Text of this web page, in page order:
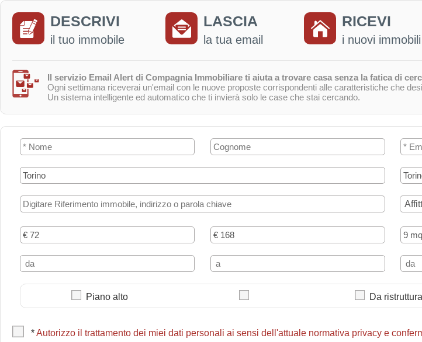
DESCRIVI
il tuo immobile
LASCIA
la tua email
RICEVI
i nuovi immobili
Il servizio Email Alert di Compagnia Immobiliare ti aiuta a trovare casa senza la fatica di
Ogni settimana riceverai un'email con le nuove proposte corrispondenti alle caratteristiche che
Un sistema intelligente ed automatico che ti invierà solo le case che stai cercando.
Piano alto Da
*Autorizzo il trattamento dei miei dati personali ai sensi dell'attuale normativa privacy e